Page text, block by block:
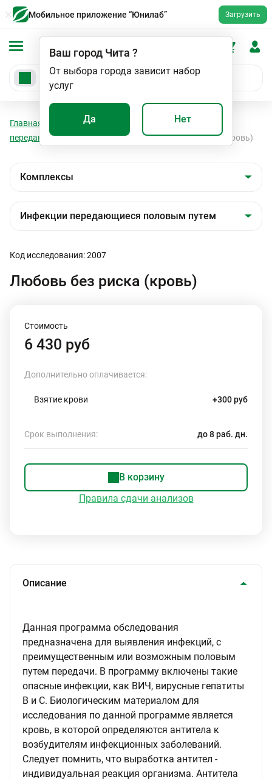
Мобильное приложение “Юнилаб” Загрузить
Ваш город Чита ?
От выбора города зависит набор
услуг
Да Нет
Главная Анализы
Инфекции
передающиеся половым путем
Любовь без риска (кровь)
Код исследования: 2007
Любовь без риска (кровь)
Стоимость
6 430 руб
Дополнительно оплачивается:
Взятие крови +300 руб
Срок выполнения: до 8 раб. дн.
В корзину
Правила сдачи анализов
Описание
Данная программа обследования
предназначена для выявления инфекций, с
преимущественным или возможным половым
путем передачи. В программу включены такие
опасные инфекции, как ВИЧ, вирусные гепатиты
В и С. Биологическим материалом для
исследования по данной программе является
кровь, в которой определяются антитела к
возбудителям инфекционных заболеваний.
Следует помнить, что выработка антител -
индивидуальная реакция организма. Антитела